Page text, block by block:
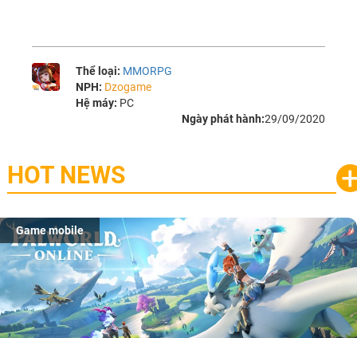
Thể loại: MMORPG
NPH: Dzogame
Hệ máy: PC
Ngày phát hành:29/09/2020
HOT NEWS
Game mobile